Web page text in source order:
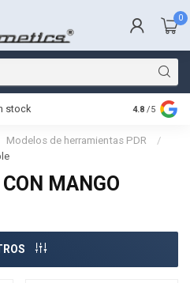
0
stock Entrega
4.8 /5
Modelos de herramientas PDR
/
MANGO